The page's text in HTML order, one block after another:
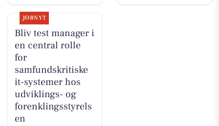
JOBNYT
Bliv test manager i
en central rolle
for
samfundskritiske
it-systemer hos
udviklings- og
forenklingsstyrels
en